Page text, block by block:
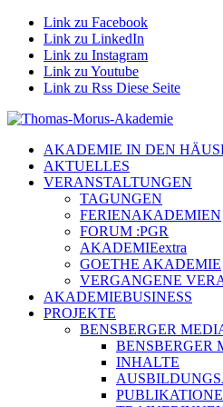
Link zu Facebook
Link zu LinkedIn
Link zu Instagram
Link zu Youtube
Link zu Rss Diese Seite
AKADEMIE IN DEN
AKTUELLES
VERANSTALTUNGEN
TAGUNGEN
FERIENAKADEMIEN
FORUM :PGR
AKADEMIEextra
GOETHE AKADEMIE
VERGANGENE
AKADEMIEBUSINESS
PROJEKTE
BENSBERGER
BENSBERGER
INHALTE